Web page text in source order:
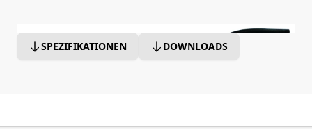
SPEZIFIKATIONEN DOWNLOADS